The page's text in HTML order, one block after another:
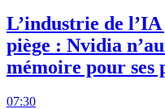
L’industrie de
piège : Nvidia
mémoire pour ses
07:30